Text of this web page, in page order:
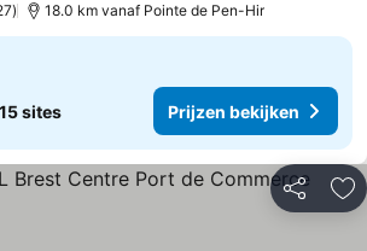
18.0 km vanaf Pointe de Pen-Hir
15 sites Prijzen bekijken
Delen